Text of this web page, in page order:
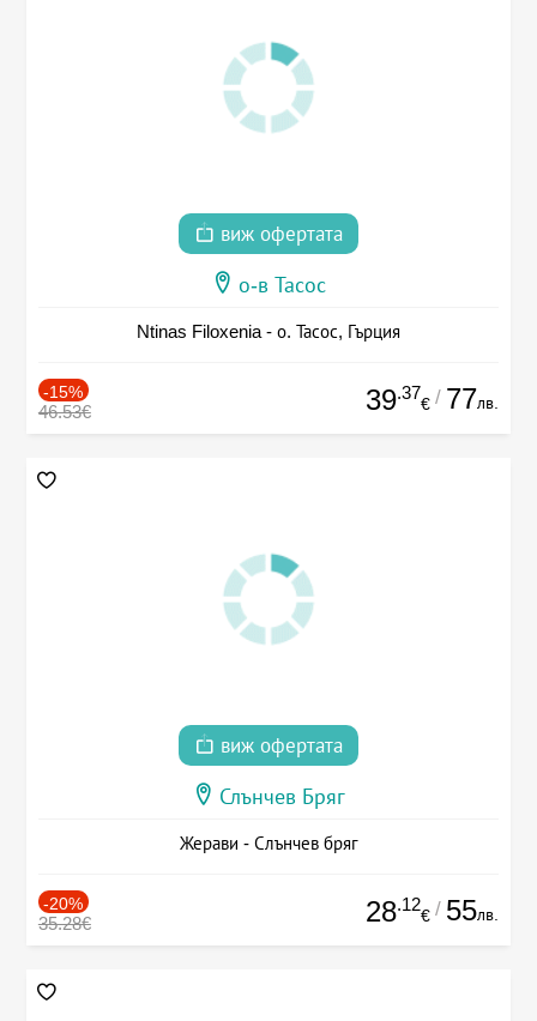
виж офертата
о-в Тасос
Ntinas Filoxenia - о. Тасос, Гърция
-15%
46.53€ 39.37
€ / 77лв.
виж офертата
Слънчев Бряг
Жерави - Слънчев бряг
-20%
35.28€ 28.12
€ / 55лв.